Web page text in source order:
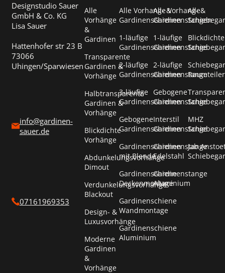
Designstudio Sauer
GmbH & Co. KG
Lisa Sauer
Hattenhofer str 23 B
73066
Uhingen/Sparwiesen
info@gardinen-
sauer.de
07161969353
Alle
Vorhänge
&
Gardinen
Transparente
Gardinen &
Vorhänge
Halbtransparente
Gardinen &
Vorhänge
Blickdichte
Vorhänge
Abdunkelungsvorhänge
Dimout
Verdunkelungsvorhänge
Blackout
Design- &
Luxusvorhänge
Moderne
Gardinen
&
Vorhänge
Alle Vorhang- &
Gardinenschienen
1-läufige
Gardinenschienen
2-läufige
Gardinenschienen
3-läufige
Gardinenschienen
Gebogene
Gardinenschienen
Gardinenschienen
mit Blende
Gardinenschiene
Deckenmontage
Gardinenschiene
Wandmontage
Gardinenschiene
Aluminium
Alle Vorhang- &
Gardinenstangen
1-läufige
Gardinenstange
2-läufige
Gardinenstange
Gebogene
Gardinenstange
Interstil
Gardinenstange
Gardinenstange
Edelstahl
Gardinenstange
Aluminium
Alle
Blickdichte
Raumteiler
MHZ
Jab